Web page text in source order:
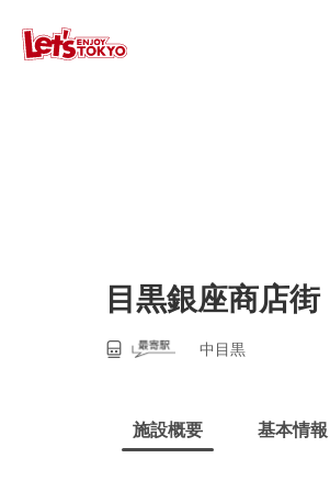
目黒銀座商店街
中目黒
施設概要 基本情報